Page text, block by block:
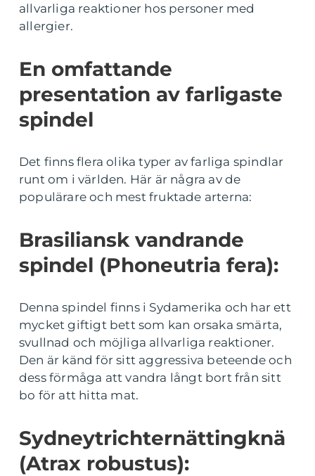
allvarliga reaktioner hos personer med
allergier.
En omfattande
presentation av farligaste
spindel
Det finns flera olika typer av farliga spindlar
runt om i världen. Här är några av de
populärare och mest fruktade arterna:
Brasiliansk vandrande
spindel (Phoneutria fera):
Denna spindel finns i Sydamerika och har ett
mycket giftigt bett som kan orsaka smärta,
svullnad och möjliga allvarliga reaktioner.
Den är känd för sitt aggressiva beteende och
dess förmåga att vandra långt bort från sitt
bo för att hitta mat.
Sydneytrichternättingknä
(Atrax robustus):